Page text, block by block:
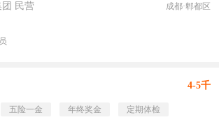
团 民营 成都·郫都区
4-5千
五险一金 年终奖金
定期体检